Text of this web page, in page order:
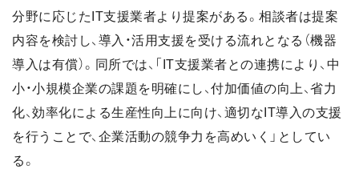
分野に応じたIT支援業者より提案がある。相談者は提案
内容を検討し、導入・活用支援を受ける流れとなる（機器
導入は有償）。同所では、「IT支援業者との連携により、中
小・小規模企業の課題を明確にし、付加価値の向上、省力
化、効率化による生産性向上に向け、適切なIT導入の支援
を行うことで、企業活動の競争力を高めいく」としてい
る。